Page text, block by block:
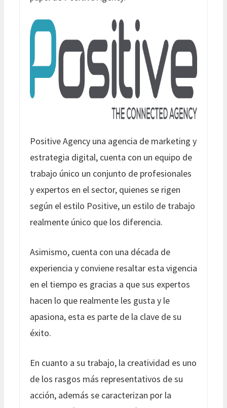
Positive Agency una agencia de marketing y
estrategia digital, cuenta con un equipo de
trabajo único un conjunto de profesionales
y expertos en el sector, quienes se rigen
según el estilo Positive, un estilo de trabajo
realmente único que los diferencia.
Asimismo, cuenta con una década de
experiencia y conviene resaltar esta vigencia
en el tiempo es gracias a que sus expertos
hacen lo que realmente les gusta y le
apasiona, esta es parte de la clave de su
éxito.
En cuanto a su trabajo, la creatividad es uno
de los rasgos más representativos de su
acción, además se caracterizan por la